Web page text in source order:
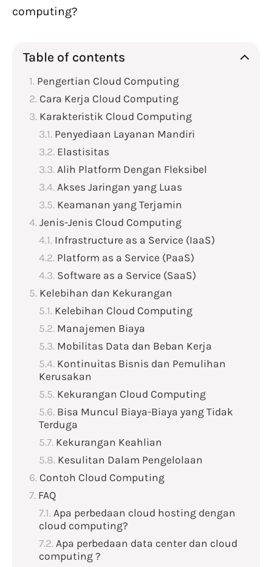
computing?
Table of contents
Pengertian Cloud Computing
Cara Kerja Cloud Computing
Karakteristik Cloud Computing
Penyediaan Layanan Mandiri
Elastisitas
Alih Platform Dengan Fleksibel
Akses Jaringan yang Luas
Keamanan yang Terjamin
Jenis-Jenis Cloud Computing
Infrastructure as a Service (IaaS)
Platform as a Service (PaaS)
Software as a Service (SaaS)
Kelebihan dan Kekurangan
Kelebihan Cloud Computing
Manajemen Biaya
Mobilitas Data dan Beban Kerja
Kontinuitas Bisnis dan Pemulihan
Kerusakan
Kekurangan Cloud Computing
Bisa Muncul Biaya-Biaya yang Tidak
Terduga
Kekurangan Keahlian
Kesulitan Dalam Pengelolaan
Contoh Cloud Computing
FAQ
Apa perbedaan cloud hosting dengan
cloud computing?
Apa perbedaan data center dan cloud
computing ?